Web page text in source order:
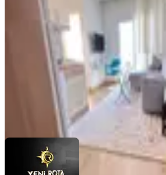
Onikişubat, Maarif
·5. Kat
23.000 ₺
YENİ ROTA İNŞAAT EMLAK